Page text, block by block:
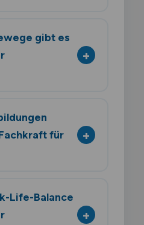
gibt es
für
Life-Balance